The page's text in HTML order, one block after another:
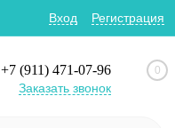
Вход Регистрация
+7 (911) 471-07-96
Заказать звонок
0